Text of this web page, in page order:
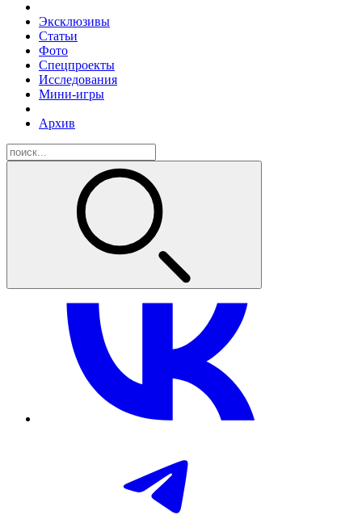
Эксклюзивы
Статьи
Фото
Спецпроекты
Исследования
Мини-игры
Архив